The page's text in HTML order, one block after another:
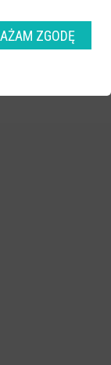
więcej zdjęć
ZGODĘ